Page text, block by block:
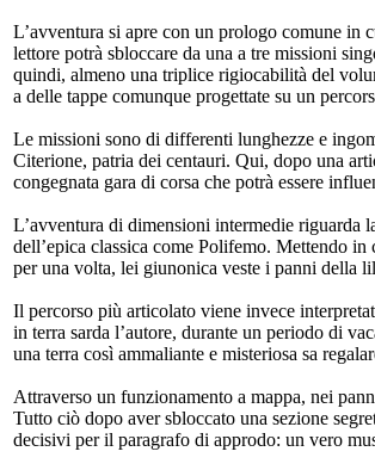
L’avventura si apre con un prologo comune in
lettore potrà sbloccare da una a tre missioni
quindi, almeno una triplice rigiocabilità del
a delle tappe comunque progettate su un
Le missioni sono di differenti lunghezze e
Citerione, patria dei centauri. Qui, dopo una
congegnata gara di corsa che potrà essere
L’avventura di dimensioni intermedie riguarda
dell’epica classica come Polifemo. Mettendo
per una volta, lei giunonica veste i panni della
Il percorso più articolato viene invece
in terra sarda l’autore, durante un periodo di
una terra così ammaliante e misteriosa sa
Attraverso un funzionamento a mappa, nei
Tutto ciò dopo aver sbloccato una sezione
decisivi per il paragrafo di approdo: un vero